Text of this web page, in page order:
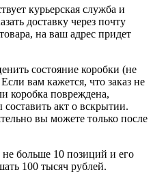
курьерская служба и
доставку через почту
на ваш адрес придет
состояние коробки (не
вам кажется, что заказ не
коробка повреждена,
акт о вскрытии.
вы можете только после
больше 10 позиций и его
100 тысяч рублей.